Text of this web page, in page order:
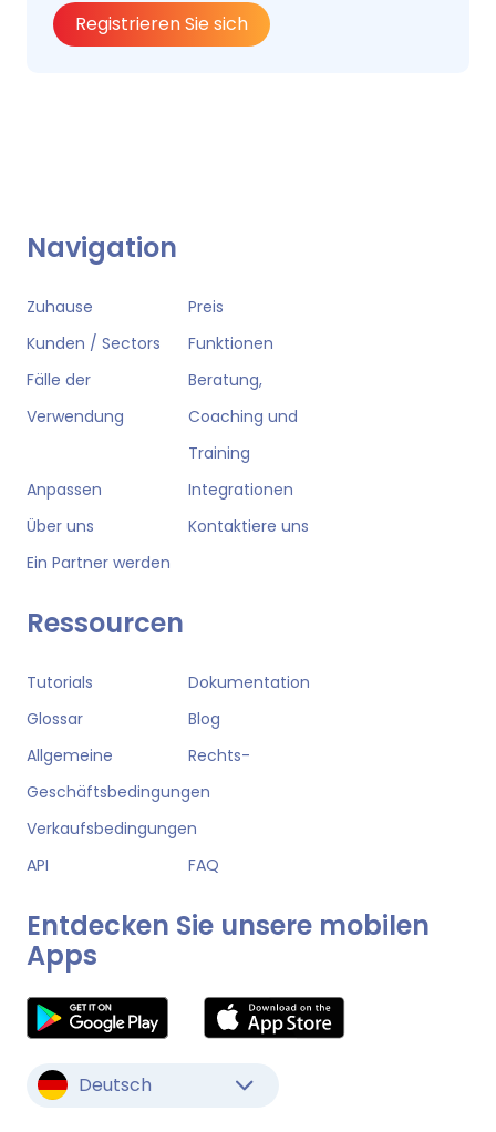
Registrieren Sie sich
Navigation
Zuhause
Preis
Kunden / Sectors
Funktionen
Fälle der
Verwendung
Beratung,
Coaching und
Training
Anpassen
Integrationen
Über uns
Kontaktiere uns
Ein Partner werden
Ressourcen
Tutorials
Dokumentation
Glossar
Blog
Allgemeine
Geschäftsbedingungen
Verkaufsbedingungen
Rechts-
API FAQ
Entdecken Sie unsere mobilen
Apps
Deutsch